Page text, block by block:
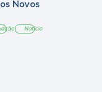
Novos
Notícia